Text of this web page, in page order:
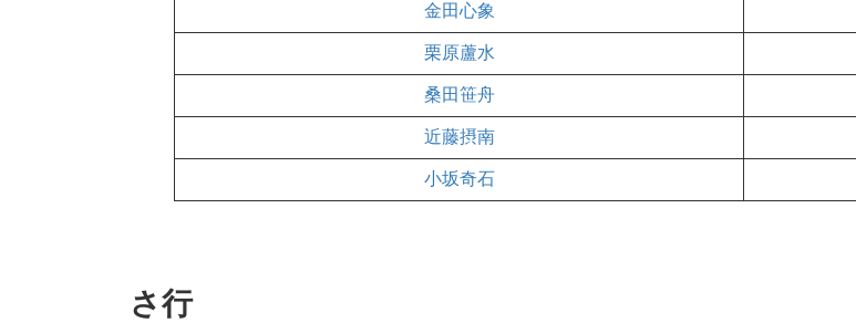
金田心象
栗原蘆水
桑田笹舟
近藤摂南
小坂奇石
さ行